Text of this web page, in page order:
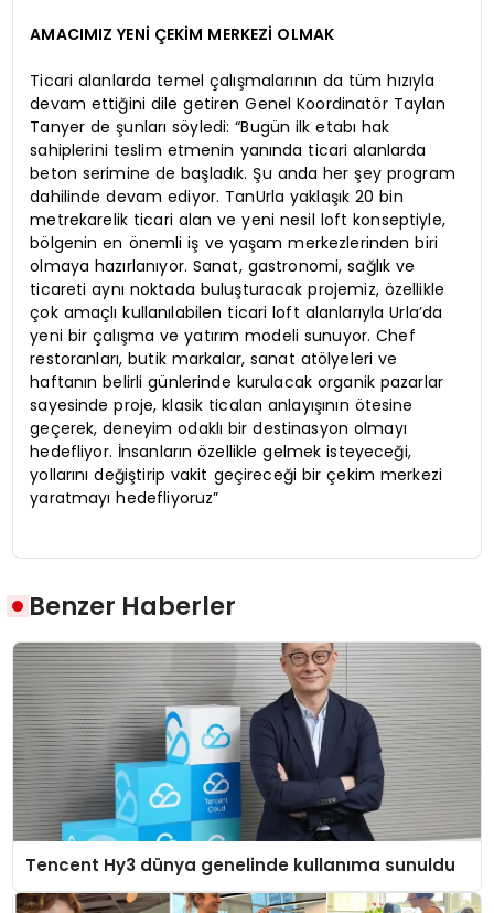
AMACIMIZ YENİ ÇEKİM MERKEZİ OLMAK
Ticari alanlarda temel çalışmalarının da tüm hızıyla
devam ettiğini dile getiren Genel Koordinatör Taylan
Tanyer de şunları söyledi: “Bugün ilk etabı hak
sahiplerini teslim etmenin yanında ticari alanlarda
beton serimine de başladık. Şu anda her şey program
dahilinde devam ediyor. TanUrla yaklaşık 20 bin
metrekarelik ticari alan ve yeni nesil loft konseptiyle,
bölgenin en önemli iş ve yaşam merkezlerinden biri
olmaya hazırlanıyor. Sanat, gastronomi, sağlık ve
ticareti aynı noktada buluşturacak projemiz, özellikle
çok amaçlı kullanılabilen ticari loft alanlarıyla Urla’da
yeni bir çalışma ve yatırım modeli sunuyor. Chef
restoranları, butik markalar, sanat atölyeleri ve
haftanın belirli günlerinde kurulacak organik pazarlar
sayesinde proje, klasik ticalan anlayışının ötesine
geçerek, deneyim odaklı bir destinasyon olmayı
hedefliyor. İnsanların özellikle gelmek isteyeceği,
yollarını değiştirip vakit geçireceği bir çekim merkezi
yaratmayı hedefliyoruz”
Benzer Haberler
Tencent Hy3 dünya genelinde kullanıma sunuldu